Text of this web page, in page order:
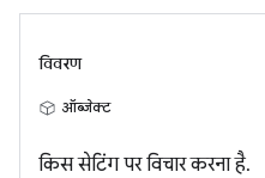
विवरण
ऑब्जेक्ट
किस सेटिंग पर विचार करना है.